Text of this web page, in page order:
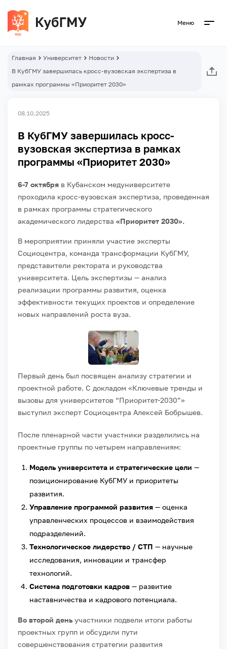
Меню
Главная Университет
Новости
В КубГМУ завершилась кросс-вузовская экспертиза в
рамках программы «Приоритет 2030»
08.10.2025
В КубГМУ завершилась кросс-
вузовская экспертиза в рамках
программы «Приоритет 2030»
6-7 октября в Кубанском медуниверситете
проходила кросс-вузовская экспертиза, проведенная
в рамках программы стратегического
академического лидерства «Приоритет 2030».
В мероприятии приняли участие эксперты
Социоцентра, команда трансформации КубГМУ,
представители ректората и руководства
университета. Цель экспертизы — анализ
реализации программы развития, оценка
эффективности текущих проектов и определение
новых направлений роста вуза.
Первый день был посвящен анализу стратегии и
проектной работе. С докладом «Ключевые тренды и
вызовы для университетов “Приоритет-2030”»
выступил эксперт Социоцентра Алексей Бобрышев.
После пленарной части участники разделились на
проектные группы по четырем направлениям:
Модель университета и стратегические цели —
позиционирование КубГМУ и приоритеты
развития.
Управление программой развития — оценка
управленческих процессов и взаимодействия
подразделений.
Технологическое лидерство / СТП — научные
исследования, инновации и трансфер
технологий.
Система подготовки кадров — развитие
наставничества и кадрового потенциала.
Во второй день участники подвели итоги работы
проектных групп и обсудили пути
совершенствования стратегии развития